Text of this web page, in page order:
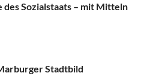
Sozialstaats – mit Mitteln
Stadtbild